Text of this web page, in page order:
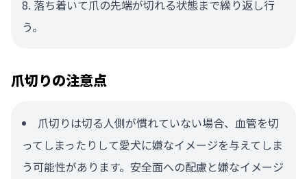
落ち着いて爪の先端が切れる状態まで繰り返し行
う。
爪切りの注意点
爪切りは切る人側が慣れていない場合、血管を切
ってしまったりして愛犬に嫌なイメージを与えてしま
う可能性があります。安全面への配慮と嫌なイメージ